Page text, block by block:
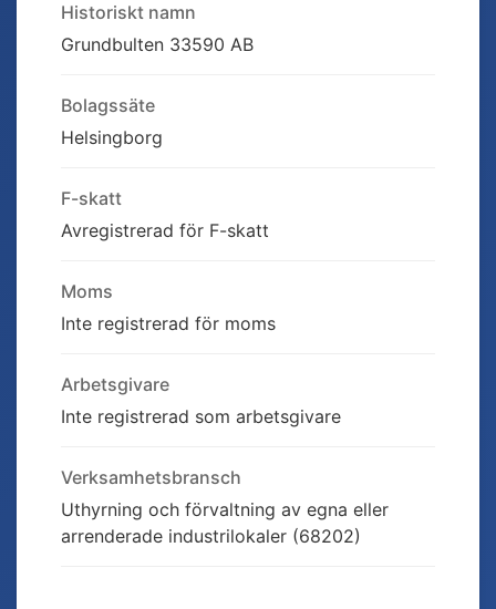
Historiskt namn
Grundbulten 33590 AB
Bolagssäte
Helsingborg
F-skatt
Avregistrerad för F-skatt
Moms
Inte registrerad för moms
Arbetsgivare
Inte registrerad som arbetsgivare
Verksamhetsbransch
Uthyrning och förvaltning av egna eller
arrenderade industrilokaler (68202)